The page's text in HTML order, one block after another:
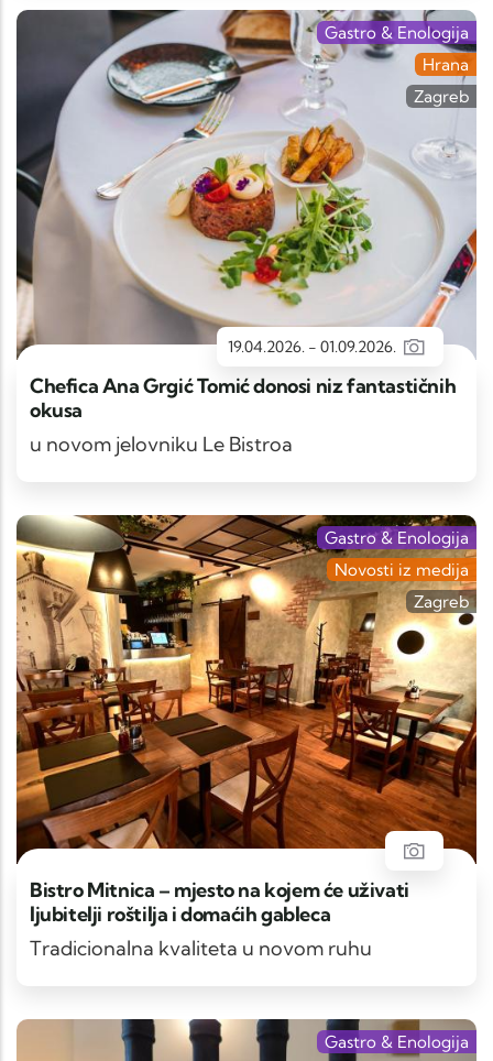
19.04.2026. - 01.09.2026.
Chefica Ana Grgić Tomić donosi niz fantastičnih
okusa
u novom jelovniku Le Bistroa
Gastro & Enologija
Hrana
Zagreb
Bistro Mitnica – mjesto na kojem će uživati
ljubitelji roštilja i domaćih gableca
Tradicionalna kvaliteta u novom ruhu
Gastro & Enologija
Novosti iz medija
Zagreb
Gastro & Enologija